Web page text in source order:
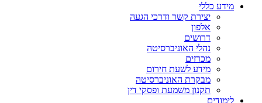
מידע כללי
יצירת קשר ודרכי הגעה
אלפון
דרושים
נהלי האוניברסיטה
מכרזים
מידע לשעת חירום
מבקרת האוניברסיטה
תקנון משמעת ופסקי דין
לימודים